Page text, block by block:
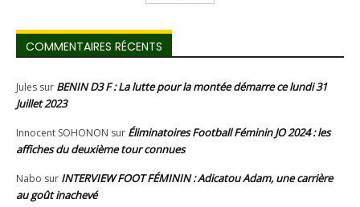
COMMENTAIRES RÉCENTS
Jules sur BENIN D3 F : La lutte pour la montée démarre ce lundi 31
Juillet 2023
Innocent SOHONON sur Éliminatoires Football Féminin JO 2024 : les
affiches du deuxième tour connues
Nabo sur INTERVIEW FOOT FÉMININ : Adicatou Adam, une carrière
au goût inachevé